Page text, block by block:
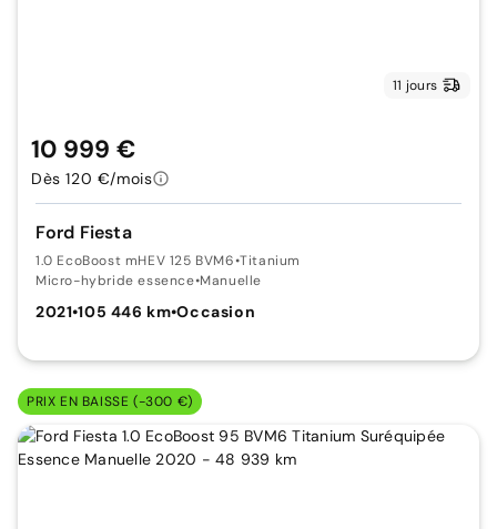
11 jours
Ford Fiesta
1.0 EcoBoost mHEV 125 BVM6•Titanium
Micro-hybride essence•Manuelle
2021•105 446 km•Occasion
10 999 €
Dès 120 €/mois
PRIX EN BAISSE (-300 €)